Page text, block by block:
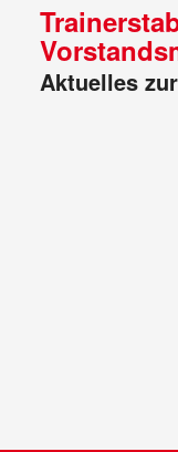
Aktuelles